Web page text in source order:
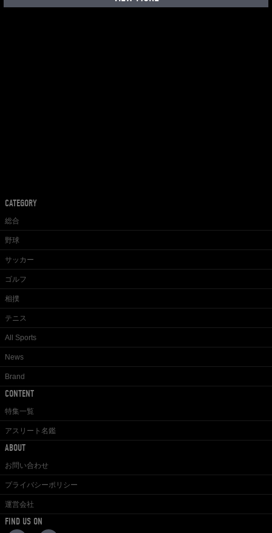
CATEGORY
総合
野球
サッカー
ゴルフ
相撲
テニス
All Sports
News
Brand
CONTENT
特集一覧
アスリート名鑑
ABOUT
お問い合わせ
プライバシーポリシー
運営会社
FIND US ON